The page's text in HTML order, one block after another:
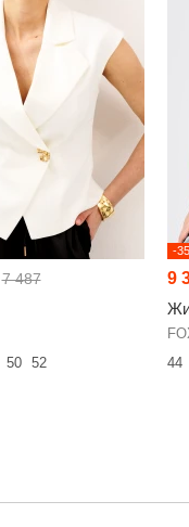
7 487
50 52
-
9
44